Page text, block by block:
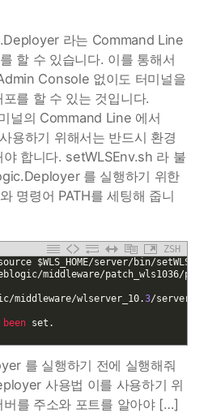
라는 Command Line
할 수 있습니다. 이를 통해서
Console 없이도 터미널을
를 할 수 있는 것입니다.
널의 Command Line 에서
용하기 위해서는 반드시 환경
합니다. setWLSEnv.sh 라 불
를 실행하기 위한
명령어 PATH를 세팅해 줍니
ZSH
$WLS_HOME/server/bin/setWLSEnv
/middleware/patch_wls1036/
/middleware/wlserver_10.3/server
been set .
를 실행하기 전에 실행해줘
사용법 이를 사용하기 위
를 주소와 포트를 알아야 […]